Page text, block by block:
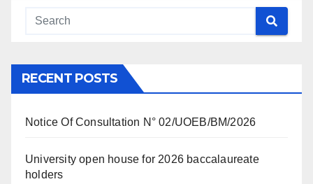
RECENT POSTS
Notice Of Consultation N° 02/UOEB/BM/2026
University open house for 2026 baccalaureate
holders